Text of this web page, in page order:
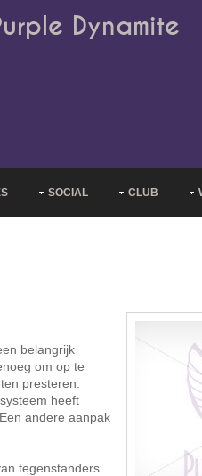
Dynamite
SOCIAL CLUB
belangrijk
om op te
presteren.
heeft
andere aanpak
tegenstanders